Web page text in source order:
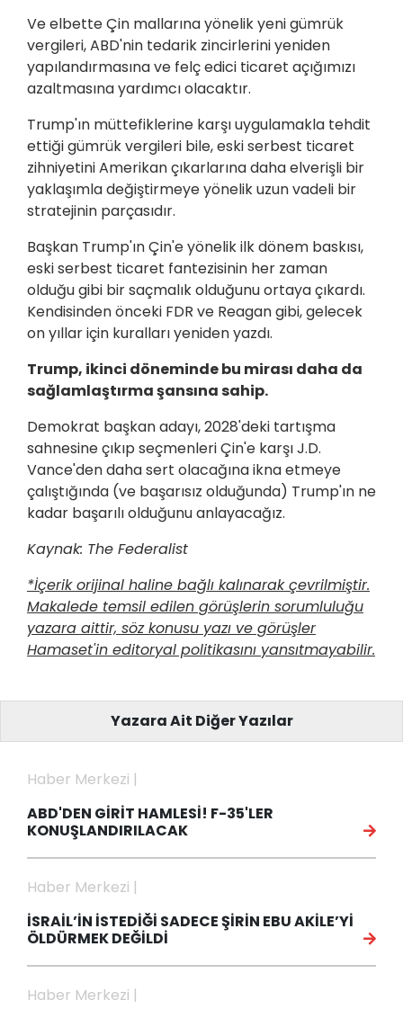
Ve elbette Çin mallarına yönelik yeni gümrük
vergileri, ABD'nin tedarik zincirlerini yeniden
yapılandırmasına ve felç edici ticaret açığımızı
azaltmasına yardımcı olacaktır.
Trump'ın müttefiklerine karşı uygulamakla tehdit
ettiği gümrük vergileri bile, eski serbest ticaret
zihniyetini Amerikan çıkarlarına daha elverişli bir
yaklaşımla değiştirmeye yönelik uzun vadeli bir
stratejinin parçasıdır.
Başkan Trump'ın Çin'e yönelik ilk dönem baskısı,
eski serbest ticaret fantezisinin her zaman
olduğu gibi bir saçmalık olduğunu ortaya çıkardı.
Kendisinden önceki FDR ve Reagan gibi, gelecek
on yıllar için kuralları yeniden yazdı.
Trump, ikinci döneminde bu mirası daha da
sağlamlaştırma şansına sahip.
Demokrat başkan adayı, 2028'deki tartışma
sahnesine çıkıp seçmenleri Çin'e karşı J.D.
Vance'den daha sert olacağına ikna etmeye
çalıştığında (ve başarısız olduğunda) Trump'ın ne
kadar başarılı olduğunu anlayacağız.
Kaynak: The Federalist
*İçerik orijinal haline bağlı kalınarak çevrilmiştir.
Makalede temsil edilen görüşlerin sorumluluğu
yazara aittir, söz konusu yazı ve görüşler
Hamaset'in editoryal politikasını yansıtmayabilir.
Yazara Ait Diğer Yazılar
Haber Merkezi |
ABD'DEN GİRİT HAMLESİ! F-35'LER
KONUŞLANDIRILACAK
Haber Merkezi |
İSRAİL’İN İSTEDİĞİ SADECE ŞİRİN EBU AKİLE’Yİ
ÖLDÜRMEK DEĞİLDİ
Haber Merkezi |